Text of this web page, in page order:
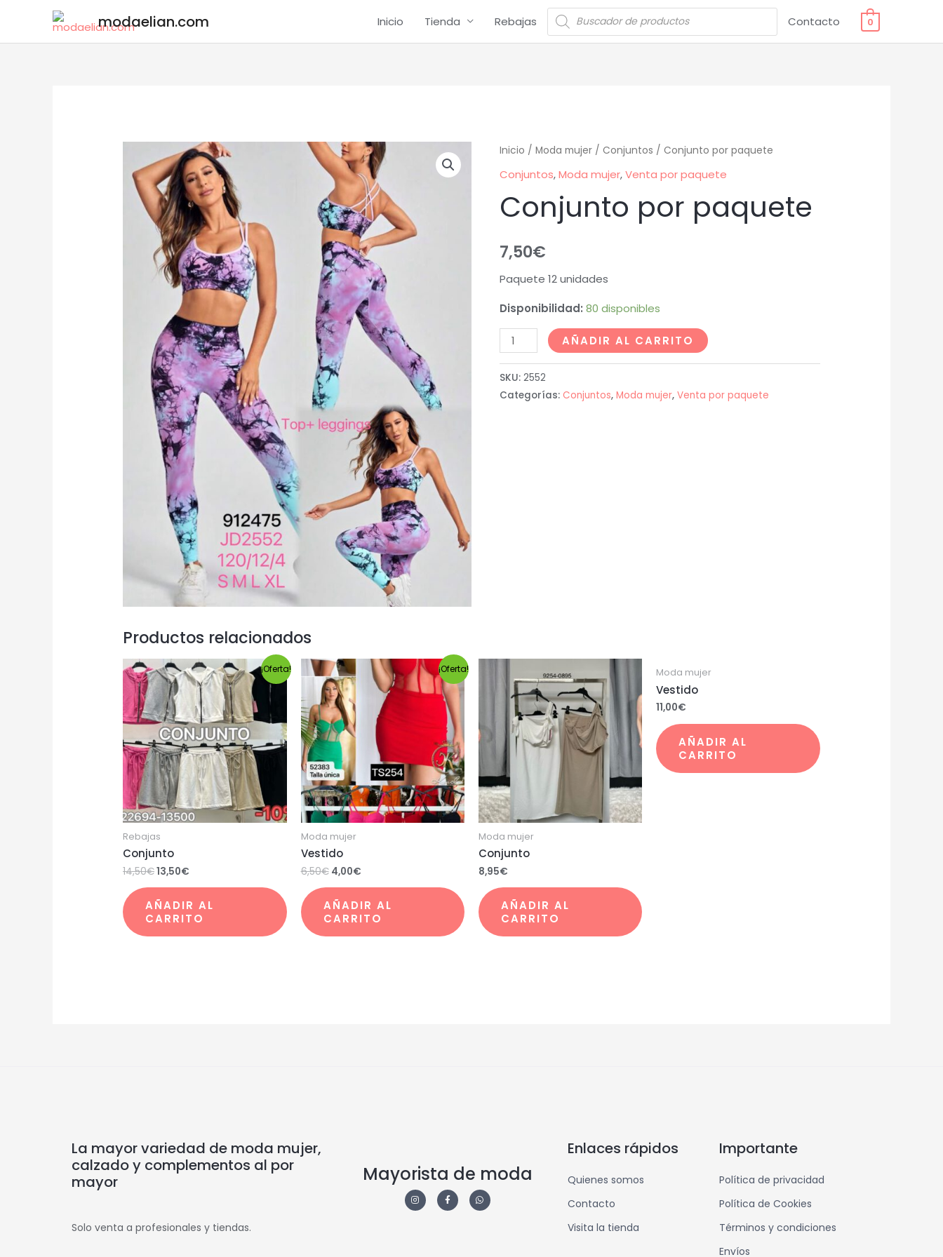
modaelian.com Inicio Tienda Rebajas Contacto 0
Inicio / Moda mujer/ Conjuntos / Conjunto por paquete
Conjuntos,Moda mujer,Venta por paquete
Conjunto por paquete
7,50€
Paquete 12 unidades
Disponibilidad: 80 disponibles
AÑADIR AL CARRITO
SKU: 2552
Categorías: Conjuntos, Moda mujer, Venta por paquete
Productos relacionados
¡Oferta!
Rebajas
Conjunto
14,50€13,50€
AÑADIR AL
CARRITO
¡Oferta!
Moda mujer
Vestido
6,50€ 4,00€
AÑADIR AL
CARRITO
Moda mujer
Conjunto
8,95€
AÑADIR AL
CARRITO
Moda mujer
Vestido
11,00€
AÑADIR AL
CARRITO
La mayor variedad de moda mujer,
calzado y complementos al por
mayor
Solo venta a profesionales y tiendas.
Mayorista de moda
Enlaces rápidos
Quienes somos
Contacto
Visita la tienda
Importante
Política de privacidad
Política de Cookies
Términos y condiciones
Envíos